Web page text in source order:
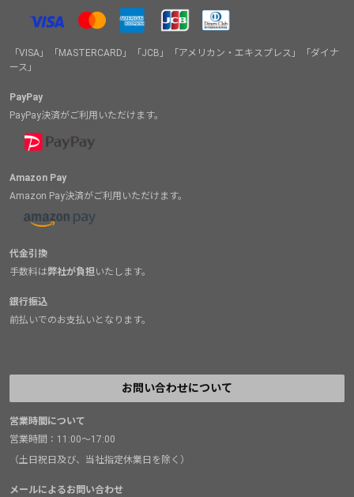
「VISA」「MASTERCARD」「JCB」「アメリカン・エキスプレス」「ダイナ
ース」
PayPay
PayPay決済がご利用いただけます。
Amazon Pay
Amazon Pay決済がご利用いただけます。
代金引換
手数料は弊社が負担いたします。
銀行振込
前払いでのお支払いとなります。
お問い合わせについて
営業時間について
営業時間：11:00～17:00
（土日祝日及び、当社指定休業日を除く）
メールによるお問い合わせ